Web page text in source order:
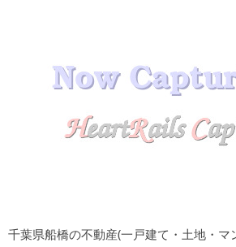
千葉県船橋の不動産(一戸建て・土地・マ